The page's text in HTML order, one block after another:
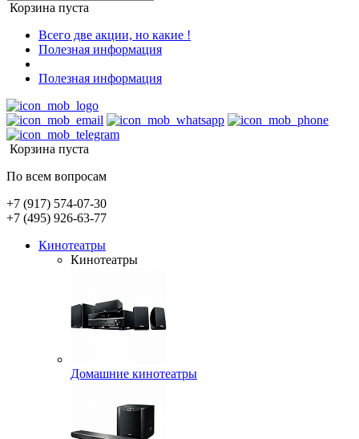
Корзина пуста
Всего две акции, но какие !
Полезная информация
Полезная информация
Корзина пуста
По всем вопросам
+7 (917) 574-07-30
+7 (495) 926-63-77
Кинотеатры
Кинотеатры
Домашние кинотеатры